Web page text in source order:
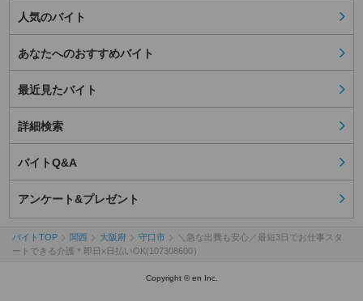
人気のバイト
あなたへのおすすめバイト
最近見たバイト
詳細検索
バイトQ&A
アンケート&プレゼント
バイトTOP 関西 大阪府 守口市
＼急な出費も安心／最短3日でお仕事スタ
ートできる介護＊即日×日払いOK(107308600）
Copyright © en Inc.